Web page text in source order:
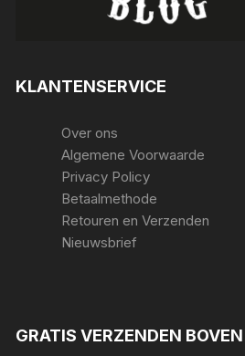
KLANTENSERVICE
Over ons
Algemene Voorwaarde
Privacy Policy
Betaalmethode
Retouren en Verzenden
Nieuwsbrief
GRATIS VERZENDEN